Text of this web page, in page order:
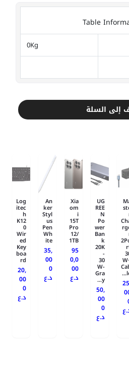
Table
0Kg
إلى السلة
UG
REE
N
Po
wer
Ban
k
20K
-
30
W-
Gra
y...
50,
00
0
د.ع
Xia
om
i
15T
Pro
12/
1TB
95
0,0
00
د.ع
An
ker
Styl
us
Pen
Wh
ite
35,
00
0
د.ع
Log
itec
h
K12
0
Wir
ed
Key
boa
rd
20,
00
0
د.ع